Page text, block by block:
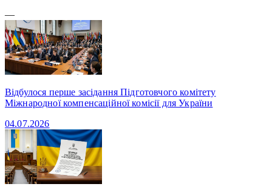
—
Відбулося перше засідання Підготовчого комітету
Міжнародної компенсаційної комісії для України
04.07.2026